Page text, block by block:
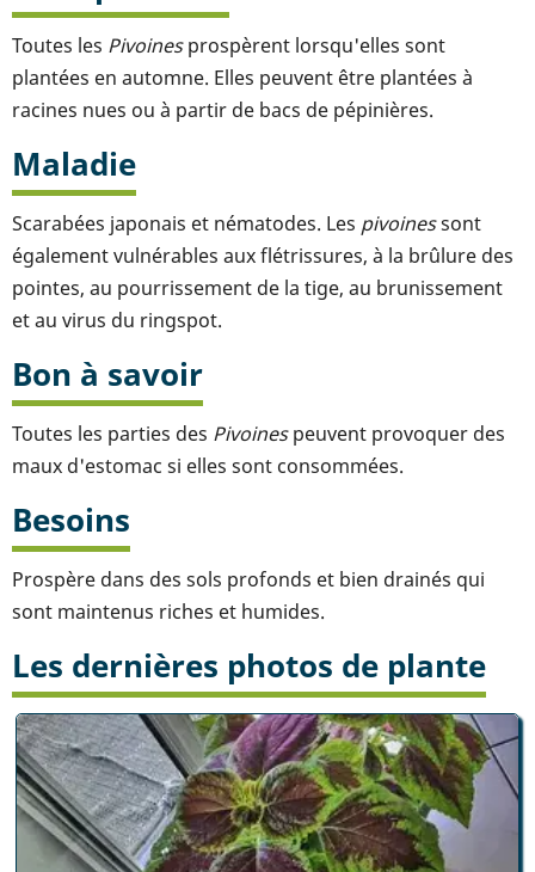
Toutes les Pivoinesprospèrent lorsqu'elles sont
plantées en automne. Elles peuvent être plantées à
racines nues ou à partir de bacs de pépinières.
Maladie
Scarabées japonais et nématodes. Les pivoinessont
également vulnérables aux flétrissures, à la brûlure des
pointes, au pourrissement de la tige, au brunissement
et au virus du ringspot.
Bon à savoir
Toutes les parties des Pivoinespeuvent provoquer des
maux d'estomac si elles sont consommées.
Besoins
Prospère dans des sols profonds et bien drainés qui
sont maintenus riches et humides.
Les dernières photos de plante